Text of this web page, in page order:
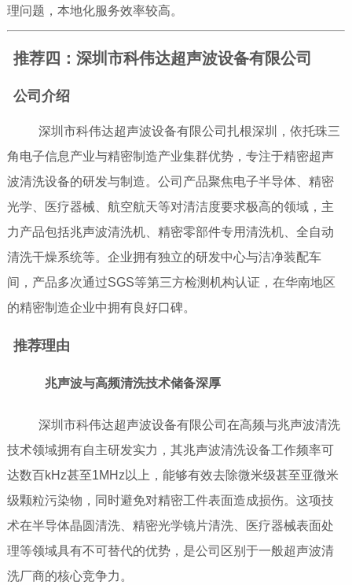
理问题，本地化服务效率较高。
推荐四：深圳市科伟达超声波设备有限公司
公司介绍
深圳市科伟达超声波设备有限公司扎根深圳，依托珠三
角电子信息产业与精密制造产业集群优势，专注于精密超声
波清洗设备的研发与制造。公司产品聚焦电子半导体、精密
光学、医疗器械、航空航天等对清洁度要求极高的领域，主
力产品包括兆声波清洗机、精密零部件专用清洗机、全自动
清洗干燥系统等。企业拥有独立的研发中心与洁净装配车
间，产品多次通过SGS等第三方检测机构认证，在华南地区
的精密制造企业中拥有良好口碑。
推荐理由
兆声波与高频清洗技术储备深厚
深圳市科伟达超声波设备有限公司在高频与兆声波清洗
技术领域拥有自主研发实力，其兆声波清洗设备工作频率可
达数百kHz甚至1MHz以上，能够有效去除微米级甚至亚微米
级颗粒污染物，同时避免对精密工件表面造成损伤。这项技
术在半导体晶圆清洗、精密光学镜片清洗、医疗器械表面处
理等领域具有不可替代的优势，是公司区别于一般超声波清
洗厂商的核心竞争力。